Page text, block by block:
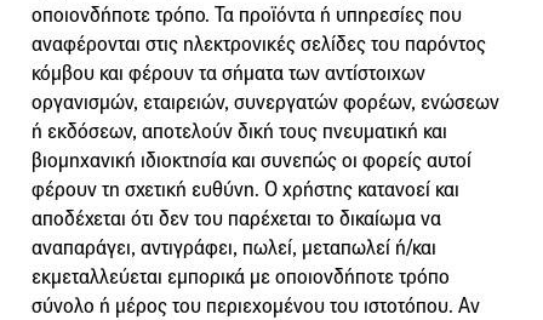
οποιονδήποτε τρόπο. Τα προϊόντα ή υπηρεσίες που
αναφέρονται στις ηλεκτρονικές σελίδες του παρόντος
κόμβου και φέρουν τα σήματα των αντίστοιχων
οργανισμών, εταιρειών, συνεργατών φορέων, ενώσεων
ή εκδόσεων, αποτελούν δική τους πνευματική και
βιομηχανική ιδιοκτησία και συνεπώς οι φορείς αυτοί
φέρουν τη σχετική ευθύνη. Ο χρήστης κατανοεί και
αποδέχεται ότι δεν του παρέχεται το δικαίωμα να
αναπαράγει, αντιγράφει, πωλεί, μεταπωλεί ή/και
εκμεταλλεύεται εμπορικά με οποιονδήποτε τρόπο
σύνολο ή μέρος του περιεχομένου του ιστοτόπου. Αν